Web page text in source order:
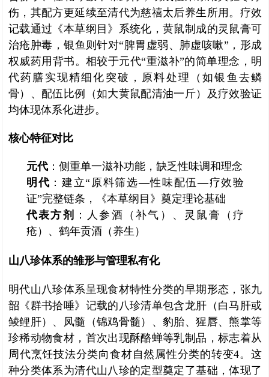
伤，其配方更延续至清代为慈禧太后养生所用。疗效
记载通过《本草纲目》系统化，黄鼠制成的灵鼠膏可
治疮肿毒，银鱼则针对“脾胃虚弱、肺虚咳嗽”，形成
权威药用背书。相较于元代“重滋补”的简单理念，明
代药膳实现精细化突破，原料处理（如银鱼去鳞
骨）、配伍比例（如大黄鼠配清油一斤）及疗效验证
均体现体系化进步。
核心特征对比
元代 ：侧重单一滋补功能，缺乏性味调和理念
明代 ：建立“原料筛选—性味配伍—疗效验
证”完整链条，《本草纲目》奠定理论基础
代表方剂
：人参酒（补气）、灵鼠膏（疗
疮）、鹤年贡酒（养生）
山八珍体系的雏形与管理私有化
明代山八珍体系呈现食材特性分类的早期形态，张九
韶《群书拾唾》记载的八珍清单包含龙肝（白马肝或
鲮鲤肝）、凤髓（锦鸡骨髓）、豹胎、猩唇、熊掌等
珍稀动物食材，首次出现酥酪蝉等乳制品，标志着从
周代烹饪技法分类向食材自然属性分类的转变4。这
种分类体系为清代山八珍的定型奠定了基础，体现了